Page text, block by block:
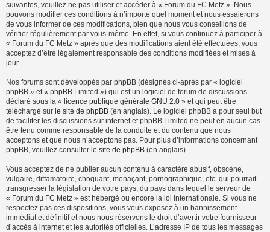
suivantes, veuillez ne pas utiliser et accéder à « Forum du FC Metz ». Nous
pouvons modifier ces conditions à n’importe quel moment et nous essaierons
de vous informer de ces modifications, bien que nous vous conseillons de
vérifier régulièrement par vous-même. En effet, si vous continuez à participer à
« Forum du FC Metz » après que des modifications aient été effectuées, vous
acceptez d’être légalement responsable des conditions modifiées et mises à
jour.
Nos forums sont développés par phpBB (désignés ci-après par « logiciel
phpBB » et « phpBB Limited ») qui est un logiciel de forum de discussions
déclaré sous la « licence publique générale GNU 2.0 » et qui peut être
téléchargé sur le site de phpBB (en anglais). Le logiciel phpBB a pour seul but
de faciliter les discussions sur internet et phpBB Limited ne peut en aucun cas
être tenu comme responsable de la conduite et du contenu que nous
acceptons et que nous n’acceptons pas. Pour plus d’informations concernant
phpBB, veuillez consulter le site de phpBB (en anglais).
Vous acceptez de ne publier aucun contenu à caractère abusif, obscène,
vulgaire, diffamatoire, choquant, menaçant, pornographique, etc. qui pourrait
transgresser la législation de votre pays, du pays dans lequel le serveur de
« Forum du FC Metz » est hébergé ou encore la loi internationale. Si vous ne
respectez pas ces dispositions, vous vous exposez à un bannissement
immédiat et définitif et nous nous réservons le droit d’avertir votre fournisseur
d’accès à internet et les autorités officielles. L’adresse IP de tous les messages